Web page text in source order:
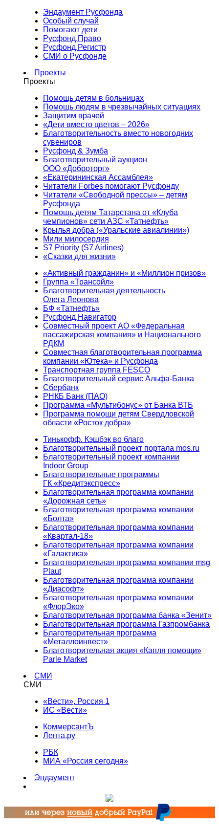
Эндаумент Русфонда
Особый случай
Помогают дети
Русфонд.Право
Русфонд.Регистр
СМИ о Русфонде
Проекты
Проекты
Помощь детям в больницах
Помощь людям в чрезвычайных ситуациях
Защитим врачей
«Дети вместо цветов – 2026»
Благотворительность вместо новогодних
сувениров
Русфонд & Зумба
Благотворительный аукцион
ООО «Доброторг»
«Екатерининская Ассамблея»
Читатели Forbes помогают Русфонду
Читатели «Свободной прессы» – детям
Русфонда
Помощь детям Татарстана от «Клуба
чемпионов» сети АЗС «Татнефть»
Крылья добра («Уральские авиалинии»)
Мили милосердия
S7 Priority (S7 Airlines)
«Сказки для жизни»
«Активный гражданин» и «Миллион призов»
Группа «Трансойл»
Благотворительная деятельность
Олега Леонова
БФ «Татнефть»
Русфонд.Навигатор
Совместный проект АО «Федеральная
пассажирская компания» и Национального
РДКМ
Совместная благотворительная программа
компании «Ютека» и Русфонда
Транспортная группа FESCO
Благотворительный сервис Альфа-Банка
Сбербанк
РНКБ Банк (ПАО)
Программа «Мультибонус» от Банка ВТБ
Программа помощи детям Свердловской
области «Росток добра»
Тинькофф. Кэшбэк во благо
Благотворительный проект портала mos.ru
Благотворительный проект компании
Indoor Group
Благотворительные программы
ГК «Кредитэкспресс»
Благотворительная программа компании
«Дорожная сеть»
Благотворительная программа компании
«Болта»
Благотворительная программа компании
«Квартал-18»
Благотворительная программа компании
«Галактика»
Благотворительная программа компании msg
Plaut
Благотворительная программа компании
«Диасофт»
Благотворительная программа компании
«ФлорЭко»
Благотворительная программа банка «Зенит»
Благотворительная программа Газпромбанка
Благотворительная программа
«Металлоинвест»
Благотворительная акция «Капля помощи»
Parle Market
СМИ
СМИ
«Вести», Россия 1
ИС «Вести»
КоммерсантЪ
Лента.ру
РБК
МИА «Россия сегодня»
Эндаумент